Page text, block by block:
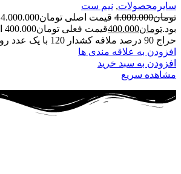
سایرمحصولات, نیم ست
تومان4.000.000
قیمت اصلی تومان4.000.000
بود.تومان400.000قیمت فعلی تومان400.000 است.
حراج 90 درصد ملافه کشدار 120 با یک عدد روبالشی
افزودن به علاقه مندی ها
افزودن به سبد خرید
مشاهده سریع